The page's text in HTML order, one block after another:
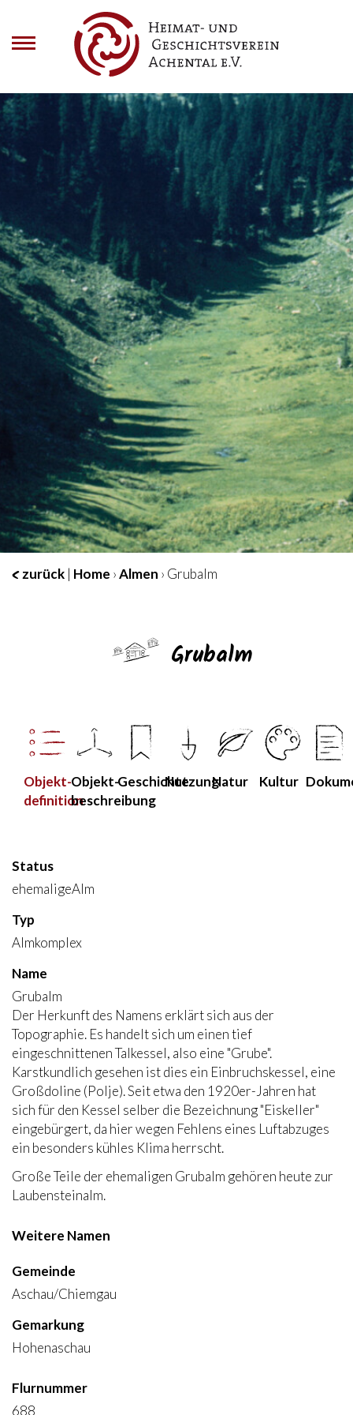
zurück | Home ›Almen › Grubalm
Grubalm
Objekt­
definition
Objekt­
beschreibung
GeschichteNutzungNatur Kultur
Status
ehemaligeAlm
Typ
Almkomplex
Name
Grubalm
Der Herkunft des Namens erklärt sich aus der
Topographie. Es handelt sich um einen tief
eingeschnittenen Talkessel, also eine "Grube".
Karstkundlich gesehen ist dies ein Einbruchskessel, eine
Großdoline (Polje). Seit etwa den 1920er-Jahren hat
sich für den Kessel selber die Bezeichnung "Eiskeller"
eingebürgert, da hier wegen Fehlens eines Luftabzuges
ein besonders kühles Klima herrscht.
Große Teile der ehemaligen Grubalm gehören heute zur
Laubensteinalm.
Weitere Namen
Gemeinde
Aschau/Chiemgau
Gemarkung
Hohenaschau
Flurnummer
688